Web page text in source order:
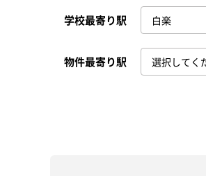
学校最寄り駅
物件最寄り駅